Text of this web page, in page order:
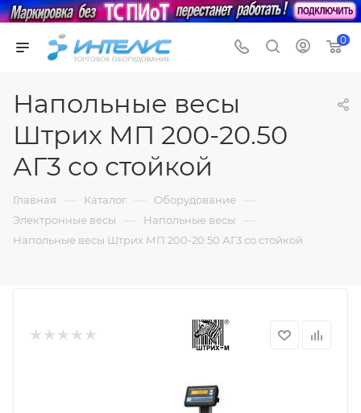
0
Напольные весы
Штрих МП 200-20.50
АГ3 со стойкой
Главная — Каталог — Оборудование —
Электронные весы — Напольные весы —
Напольные весы Штрих МП 200-20.50 АГ3 со стойкой